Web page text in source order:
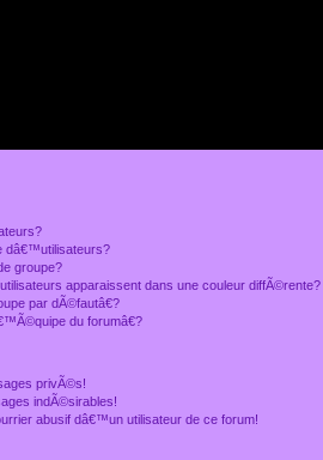
dâ€™utilisateurs?
groupe?
apparaissent dans une couleur diffÃ©rente?
par dÃ©fautâ€?
du forumâ€?
privÃ©s!
indÃ©sirables!
abusif dâ€™un utilisateur de ce forum!